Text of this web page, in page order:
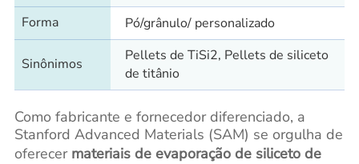
Forma
Pó/grânulo/ personalizado
Sinônimos
Pellets de TiSi2, Pellets de siliceto
de titânio
Como fabricante e fornecedor diferenciado, a
Stanford Advanced Materials (SAM) se orgulha de
oferecer materiais de evaporação de siliceto de